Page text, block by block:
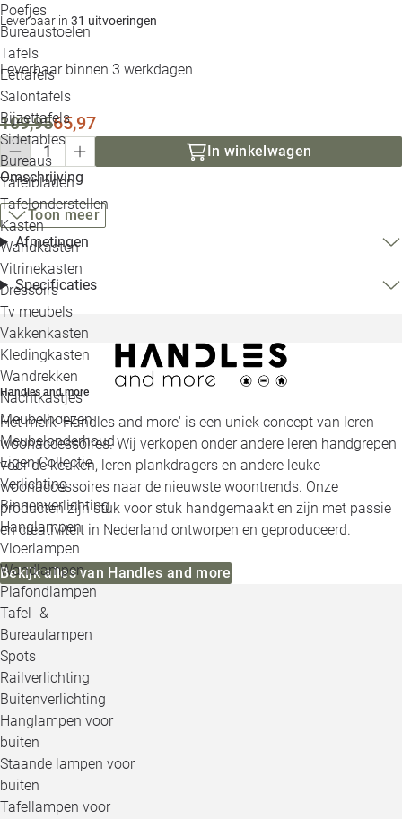
Poefjes
Bureaustoelen
Tafels
Eettafels
Salontafels
Bijzettafels
Sidetables
Bureaus
Tafelbladen
Tafelonderstellen
Kasten
Wandkasten
Vitrinekasten
Dressoirs
Tv meubels
Vakkenkasten
Kledingkasten
Wandrekken
Nachtkastjes
Meubelhoezen
Meubelonderhoud
Eigen Collectie
Verlichting
Binnenverlichting
Hanglampen
Vloerlampen
Wandlampen
Plafondlampen
Tafel- &
Bureaulampen
Spots
Railverlichting
Buitenverlichting
Hanglampen voor
buiten
Staande lampen voor
buiten
Tafellampen voor
Leverbaar in 31 uitvoeringen
Leverbaar binnen 3 werkdagen
109,9565,97
In winkelwagen
Omschrijving
Toon meer
Afmetingen
Specificaties
Handles and more
Het merk 'Handles and more' is een uniek concept van leren
woonaccessoires. Wij verkopen onder andere leren handgrepen
voor de keuken, leren plankdragers en andere leuke
woonaccessoires naar de nieuwste woontrends. Onze
producten zijn stuk voor stuk handgemaakt en zijn met passie
en creativiteit in Nederland ontworpen en geproduceerd.
Bekijk alles van Handles and more